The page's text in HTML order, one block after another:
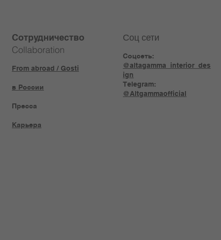
Сотрудничество
Collaboration
From abroad / Gosti
в России
Пресса
Карьера
Соц сети
Соцсеть:
@altagamma_interior_des
ign
Telegram:
@Altgammaofficial